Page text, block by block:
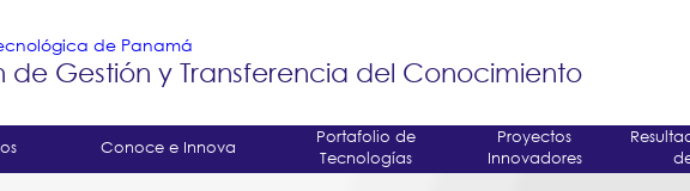
de Panamá
de Gestión y Transferencia del Conocimiento
Conoce e Innova
Portafolio de
Tecnologías
Proyectos
Innovadores